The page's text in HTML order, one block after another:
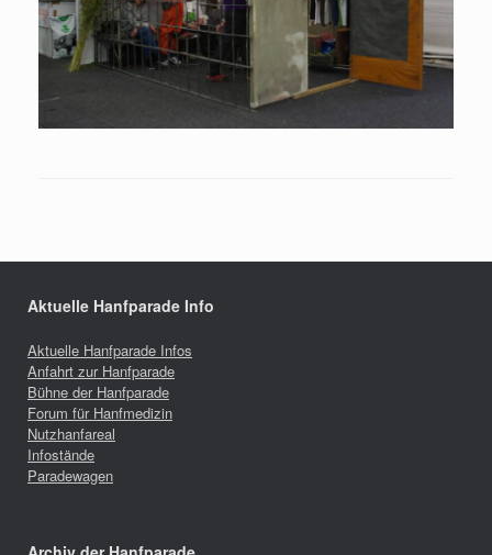
Aktuelle Hanfparade Info
Aktuelle Hanfparade Infos
Anfahrt zur Hanfparade
Bühne der Hanfparade
Forum für Hanfmedizin
Nutzhanfareal
Infostände
Paradewagen